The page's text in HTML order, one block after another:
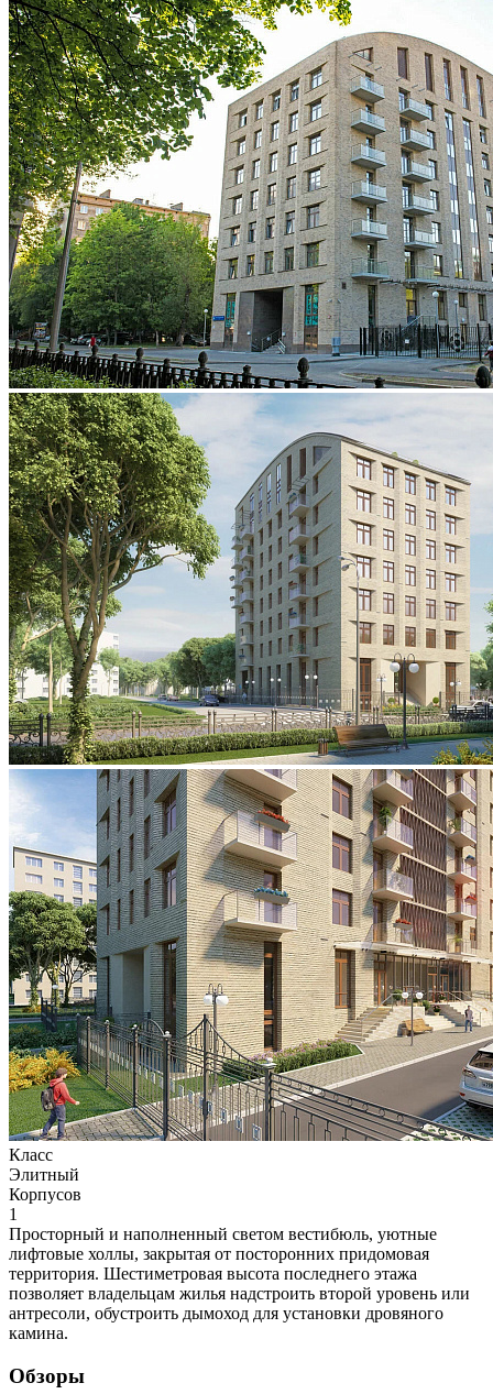
Класс
Элитный
Корпусов
1
Просторный и наполненный светом вестибюль, уютные
лифтовые холлы, закрытая от посторонних придомовая
территория. Шестиметровая высота последнего этажа
позволяет владельцам жилья надстроить второй уровень или
антресоли, обустроить дымоход для установки дровяного
камина.
Обзоры